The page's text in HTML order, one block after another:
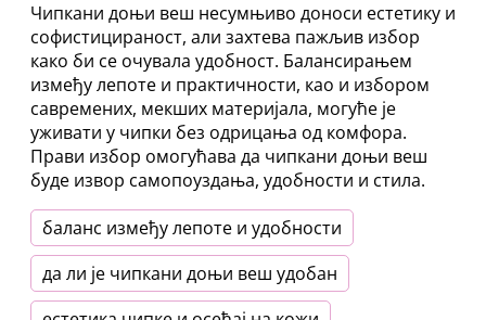
Чипкани доњи веш несумњиво доноси естетику и
софистицираност, али захтева пажљив избор
како би се очувала удобност. Балансирањем
између лепоте и практичности, као и избором
савремених, мекших материјала, могуће је
уживати у чипки без одрицања од комфора.
Прави избор омогућава да чипкани доњи веш
буде извор самопоуздања, удобности и стила.
баланс између лепоте и удобности
да ли је чипкани доњи веш удобан